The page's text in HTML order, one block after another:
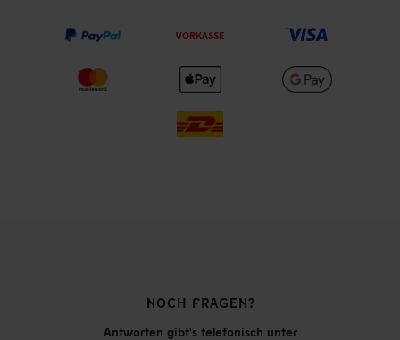
VORKASSE
NOCH FRAGEN?
Antworten gibt's telefonisch unter